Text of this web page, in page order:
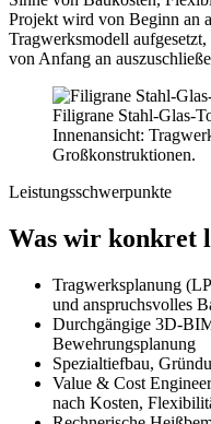
Projekt wird von Beginn an
Tragwerksmodell
von Anfang an
Filigrane Stahl-Glas-
Innenansicht:
Großkonstruktionen.
Leistungsschwerpunkte
Was wir konkret
Tragwerksplanung
und anspruchsvolles
Durchgängige 3D-
Bewehrungsplanung
Spezialtiefbau,
Value & Cost
nach Kosten,